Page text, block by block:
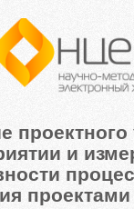
и
проектами